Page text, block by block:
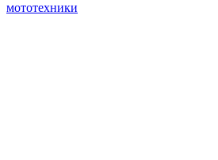
мототехники